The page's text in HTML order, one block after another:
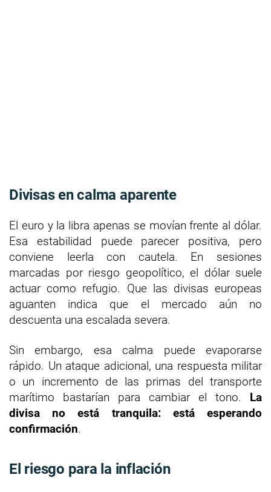
Divisas en calma aparente
El euro y la libra apenas se movían frente al dólar.
Esa estabilidad puede parecer positiva, pero
conviene leerla con cautela. En sesiones
marcadas por riesgo geopolítico, el dólar suele
actuar como refugio. Que las divisas europeas
aguanten indica que el mercado aún no
descuenta una escalada severa.
Sin embargo, esa calma puede evaporarse
rápido. Un ataque adicional, una respuesta militar
o un incremento de las primas del transporte
marítimo bastarían para cambiar el tono. La
divisa no está tranquila: está esperando
confirmación.
El riesgo para la inflación